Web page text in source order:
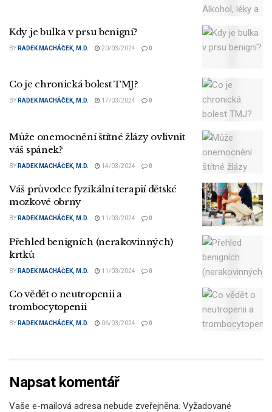
Kdy je bulka v prsu benigní?
BY RADEK MACHÁČEK, M.D. 20/03/2024 0
Co je chronická bolest TMJ?
BY RADEK MACHÁČEK, M.D. 17/03/2024 0
Může onemocnění štítné žlázy ovlivnit
váš spánek?
BY RADEK MACHÁČEK, M.D. 14/03/2024 0
Váš průvodce fyzikální terapií dětské
mozkové obrny
BY RADEK MACHÁČEK, M.D. 11/03/2024 0
Přehled benigních (nerakovinných)
krtků
BY RADEK MACHÁČEK, M.D. 11/03/2024 0
Co vědět o neutropenii a
trombocytopenii
BY RADEK MACHÁČEK, M.D. 06/03/2024 0
Napsat komentář
Vaše e-mailová adresa nebude zveřejněna. Vyžadované